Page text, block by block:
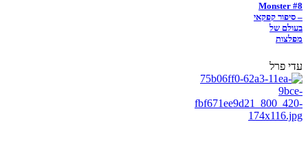
Monster #8
– סיפור קפקאי
בעולם של
מפלצות
עדי פרל